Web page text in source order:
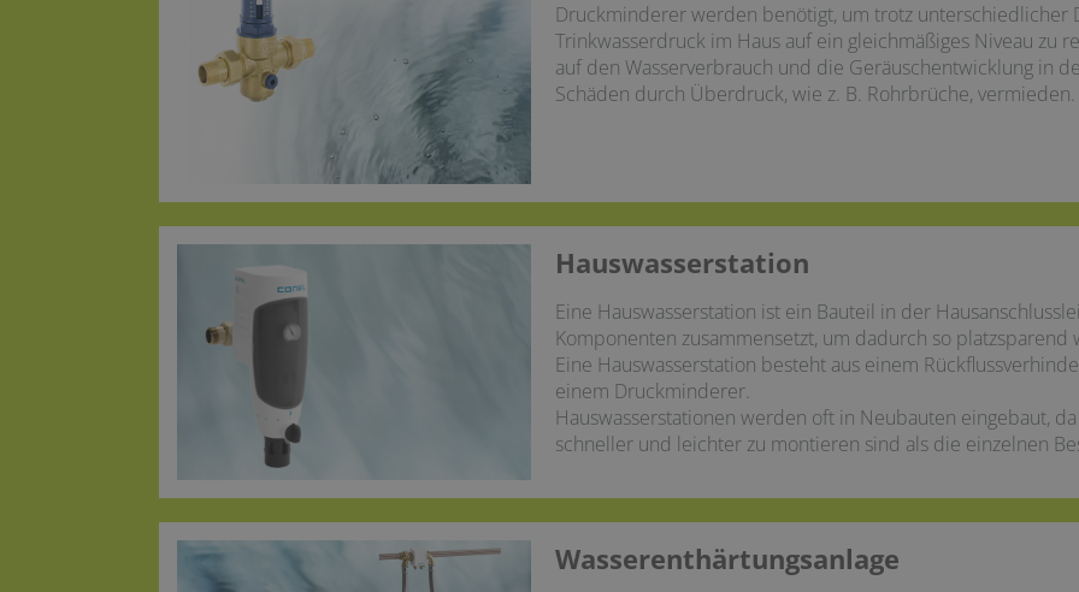
Druckminderer werden benötigt, um trotz unterschiedlicher
Trinkwasserdruck im Haus auf ein gleichmäßiges Niveau zu
auf den Wasserverbrauch und die Geräuschentwicklung in
Schäden durch Überdruck, wie z. B. Rohrbrüche, vermieden.
Hauswasserstation
Eine Hauswasserstation ist ein Bauteil in der
Komponenten zusammensetzt, um dadurch so platzsparend
Eine Hauswasserstation besteht aus einem
einem Druckminderer.
Hauswasserstationen werden oft in Neubauten eingebaut,
schneller und leichter zu montieren sind als die einzelnen
Wasserenthärtungsanlage